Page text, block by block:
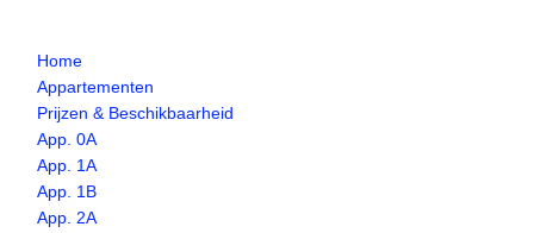
Home
Appartementen
Prijzen & Beschikbaarheid
App. 0A
App. 1A
App. 1B
App. 2A